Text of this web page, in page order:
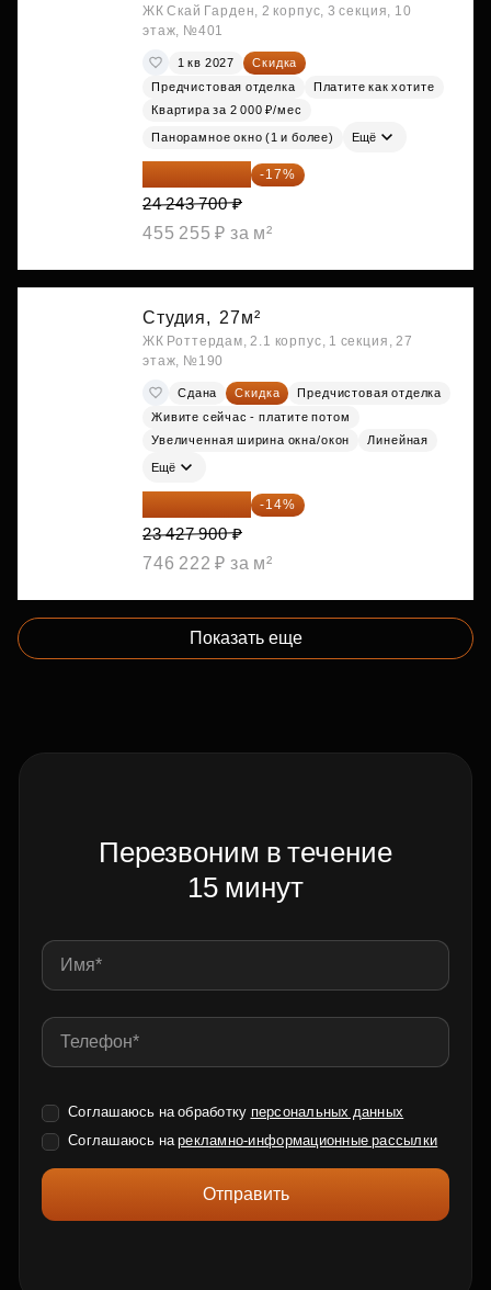
ЖК Скай Гарден, 2 корпус, 3 секция, 10
этаж, №401
1 кв 2027
Скидка
Предчистовая отделка
Платите как хотите
Квартира за 2 000 ₽/мес
Панорамное окно (1 и более) Ещё
20 122 271 ₽ -17%
24 243 700 ₽
455 255 ₽ за м²
Студия, 27м²
ЖК Роттердам, 2.1 корпус, 1 секция, 27
этаж, №190
Сдана Скидка
Предчистовая отделка
Живите сейчас - платите потом
Увеличенная ширина окна/окон
Линейная
Ещё
20 147 994 ₽ -14%
23 427 900 ₽
746 222 ₽ за м²
Показать еще
Перезвоним в течение
15 минут
Соглашаюсь на обработку персональных данных
Соглашаюсь нарекламно-информационные рассылки
Отправить